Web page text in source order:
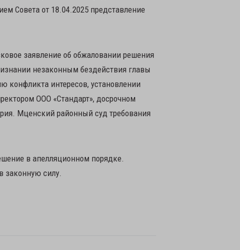
Совета от 18.04.2025 представление
заявление об обжаловании решения
незаконным бездействия главы
интересов, установлении
ООО «Стандарт», досрочном
Мценский районный суд требования
в апелляционном порядке.
законную силу.